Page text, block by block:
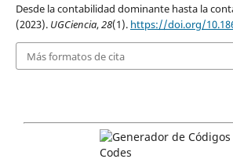
Desde la contabilidad dominante hasta la
(2023). UGCiencia,28(1). https://doi.org/
Más formatos de cita